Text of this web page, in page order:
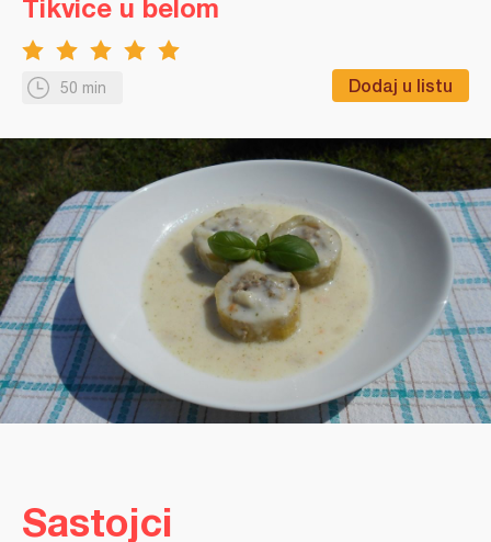
50 min Dodaj u listu
Tikvice u belom
Sastojci